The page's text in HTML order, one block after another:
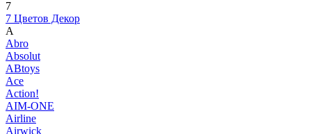
7
7 Цветов Декор
A
Abro
Absolut
ABtoys
Ace
Action!
AIM-ONE
Airline
Airwick